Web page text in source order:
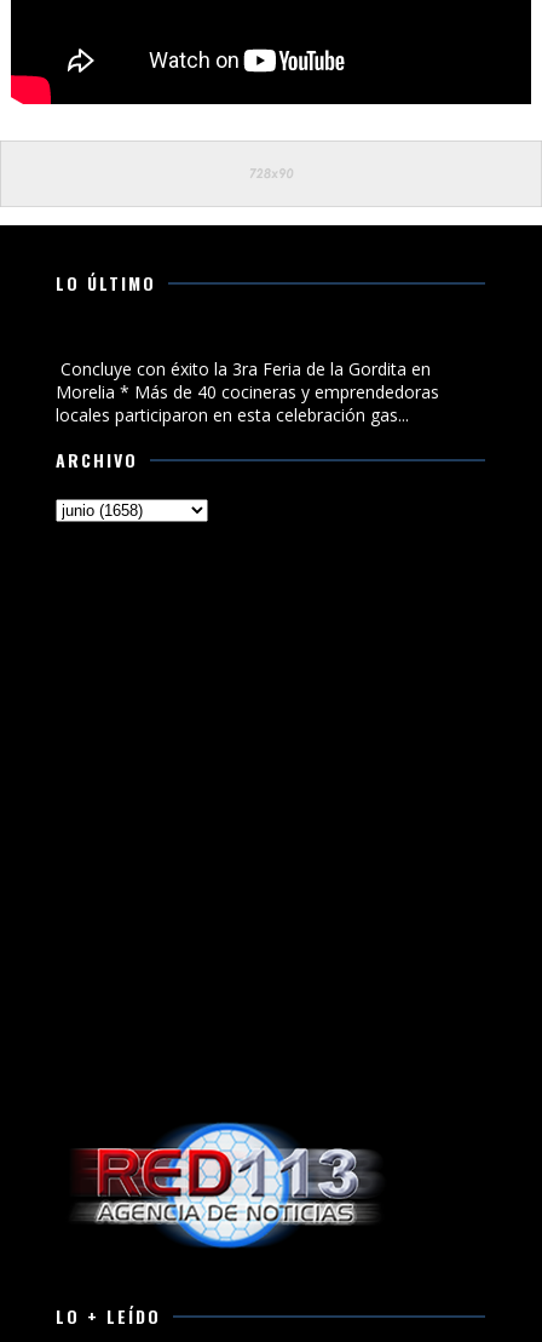
LO ÚLTIMO
Concluye con éxito la 3ra Feria de la Gordita en
Morelia * Más de 40 cocineras y emprendedoras
locales participaron en esta celebración gas...
ARCHIVO
LO + LEÍDO